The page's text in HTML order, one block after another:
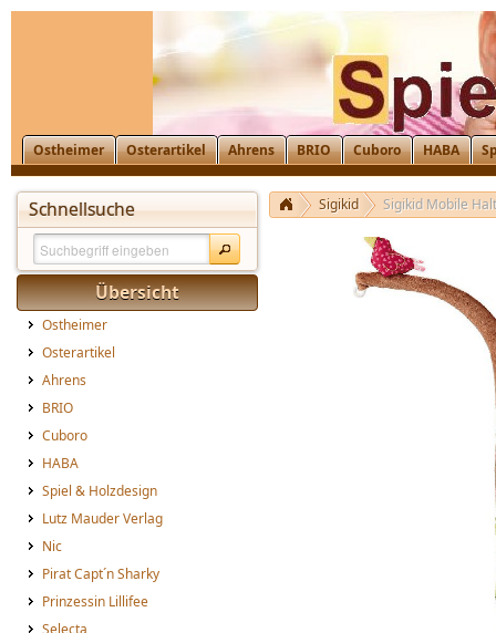
Ostheimer Osterartikel Ahrens BRIO Cuboro HABA
Schnellsuche
Übersicht
Ostheimer
Osterartikel
Ahrens
BRIO
Cuboro
HABA
Spiel & Holzdesign
Lutz Mauder Verlag
Nic
Pirat Capt´n Sharky
Prinzessin Lillifee
Selecta
Sigikid Sigikid Mobile